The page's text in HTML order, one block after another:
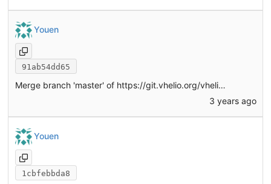
Youen
91ab54dd65
Merge branch 'master' of https://git.vhelio.org/vhelio/vheliotech-freecad
3 years ago
Youen
1cbfebbda8